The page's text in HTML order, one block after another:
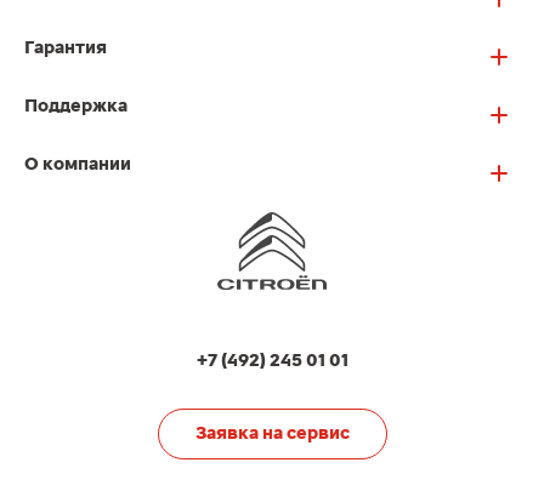
Гарантия
Поддержка
О компании
+7 (492) 245 01 01
Заявка на сервис